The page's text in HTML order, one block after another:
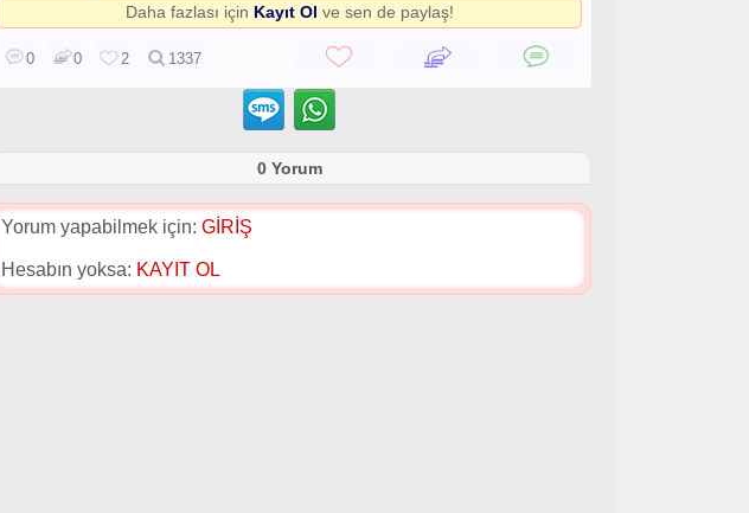
Daha fazlası için Kayıt Ol ve sen de paylaş!
0 0 2 1337
0 Yorum
Yorum yapabilmek için: GİRİŞ
Hesabın yoksa: KAYIT OL